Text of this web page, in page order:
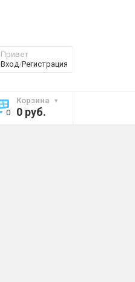
Привет
Вход/Регистрация
Корзина
0
0 руб.